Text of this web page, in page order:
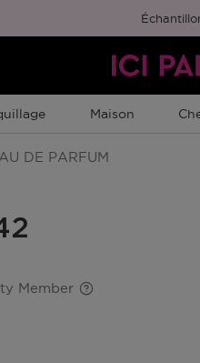
Maison
DE PARFUM
Member